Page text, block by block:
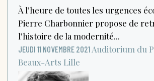
À l’heure de toutes les urgences
Pierre Charbonnier propose de
l’histoire de la modernité...
JEUDI 11 NOVEMBRE 2021 Auditorium du
Beaux-Arts Lille